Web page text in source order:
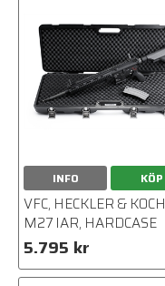
INFO KÖP
VFC, HECKLER & KOCH
M27 IAR, HARDCASE
5.795 kr